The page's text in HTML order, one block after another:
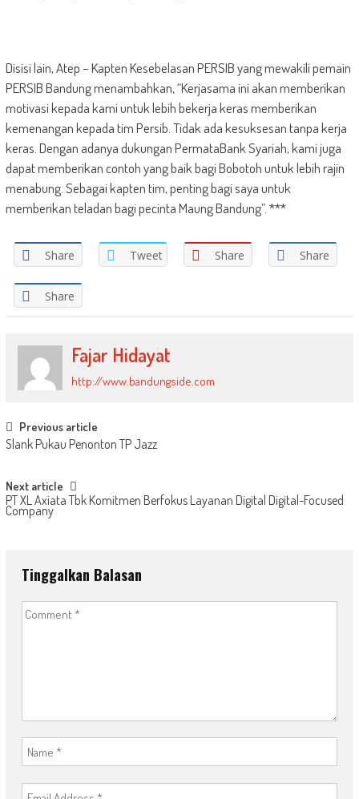
Disisi lain, Atep – Kapten Kesebelasan PERSIB yang mewakili pemain
PERSIB Bandung menambahkan, “Kerjasama ini akan memberikan
motivasi kepada kami untuk lebih bekerja keras memberikan
kemenangan kepada tim Persib. Tidak ada kesuksesan tanpa kerja
keras. Dengan adanya dukungan PermataBank Syariah, kami juga
dapat memberikan contoh yang baik bagi Bobotoh untuk lebih rajin
menabung. Sebagai kapten tim, penting bagi saya untuk
memberikan teladan bagi pecinta Maung Bandung”. ***
Share Tweet Share Share
Share
Fajar Hidayat
http://www.bandungside.com
Post
navigation
Previous article
Slank Pukau Penonton TP Jazz
Next article
PT XL Axiata Tbk Komitmen Berfokus Layanan Digital Digital-Focused
Company
Tinggalkan Balasan